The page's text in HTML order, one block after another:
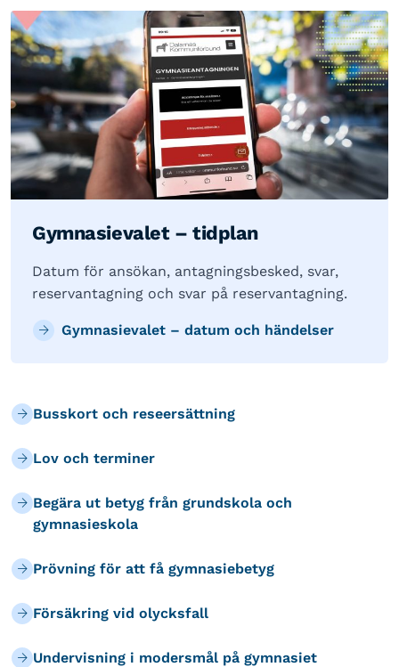
Gymnasievalet – tidplan
Datum för ansökan, antagningsbesked, svar,
reservantagning och svar på reservantagning.
Gymnasievalet – datum och händelser
Busskort och reseersättning
Lov och terminer
Begära ut betyg från grundskola och
gymnasieskola
Prövning för att få gymnasiebetyg
Försäkring vid olycksfall
Undervisning i modersmål på gymnasiet